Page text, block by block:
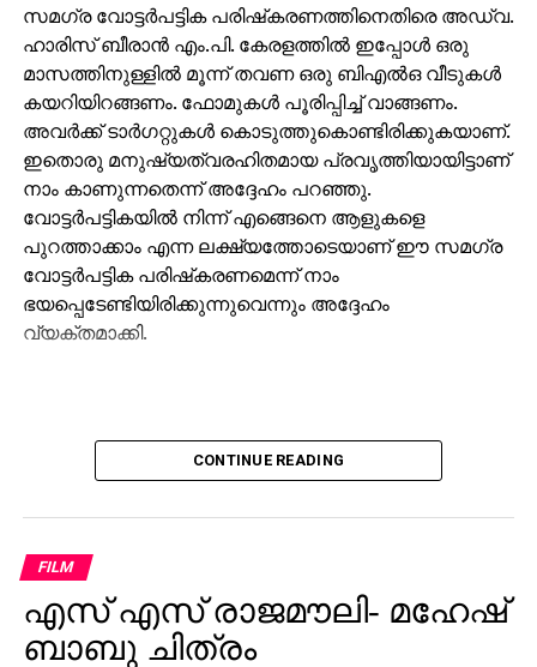
സമഗ്ര വോട്ടര്‍പട്ടിക പരിഷ്‌കരണത്തിനെതിരെ അഡ്വ.
ഹാരിസ് ബീരാന്‍ എം.പി. കേരളത്തില്‍ ഇപ്പോള്‍ ഒരു
മാസത്തിനുള്ളില്‍ മൂന്ന് തവണ ഒരു ബിഎല്‍ഒ വീടുകള്‍
കയറിയിറങ്ങണം. ഫോമുകള്‍ പൂരിപ്പിച്ച് വാങ്ങണം.
അവര്‍ക്ക് ടാര്‍ഗറ്റുകള്‍ കൊടുത്തുകൊണ്ടിരിക്കുകയാണ്.
ഇതൊരു മനുഷ്യത്വരഹിതമായ പ്രവൃത്തിയായിട്ടാണ്
നാം കാണുന്നതെന്ന് അദ്ദേഹം പറഞ്ഞു.
വോട്ടര്‍പട്ടികയില്‍ നിന്ന് എങ്ങെനെ ആളുകളെ
പുറത്താക്കാം എന്ന ലക്ഷ്യത്തോടെയാണ് ഈ സമഗ്ര
വോട്ടര്‍പട്ടിക പരിഷ്‌കരണമെന്ന് നാം
ഭയപ്പെടേണ്ടിയിരിക്കുന്നുവെന്നും അദ്ദേഹം
വ്യക്തമാക്കി.
CONTINUE READING
FILM
എസ് എസ് രാജമൗലി- മഹേഷ്
ബാബു ചിത്രം